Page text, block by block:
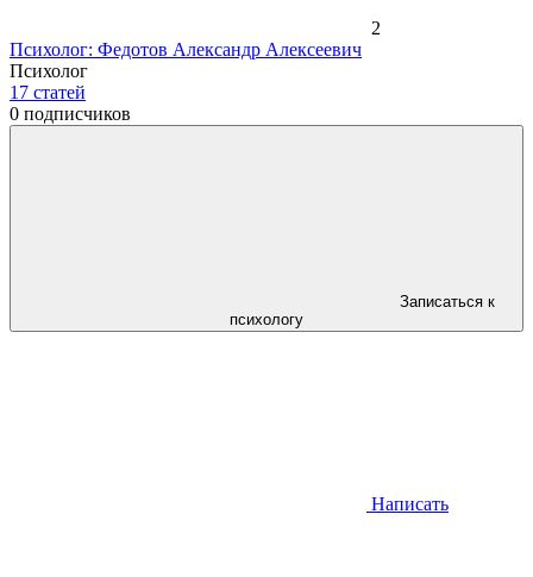
2
Психолог: Федотов Александр Алексеевич
Психолог
17 статей
0 подписчиков
психологу
Написать